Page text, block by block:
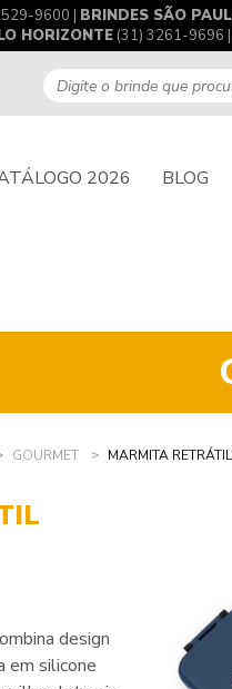
9600 | BRINDES SÃO
HORIZONTE (31) 3261-9696 |
2026 BLOG
GOURMET MARMITA
design
em silicone